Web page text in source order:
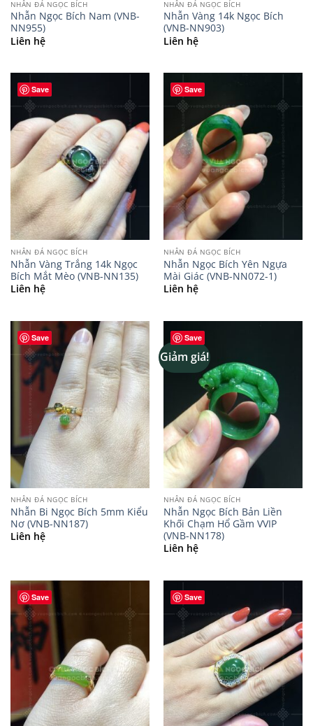
NHẪN ĐÁ NGỌC BÍCH
Nhẫn Ngọc Bích Nam (VNB-
NN955)
Liên hệ
NHẪN ĐÁ NGỌC BÍCH
Nhẫn Vàng 14k Ngọc Bích
(VNB-NN903)
Liên hệ
Save
NHẪN ĐÁ NGỌC BÍCH
Nhẫn Vàng Trắng 14k Ngọc
Bích Mắt Mèo (VNB-NN135)
Liên hệ
Save
NHẪN ĐÁ NGỌC BÍCH
Nhẫn Ngọc Bích Yên Ngựa
Mài Giác (VNB-NN072-1)
Liên hệ
Save
NHẪN ĐÁ NGỌC BÍCH
Nhẫn Bi Ngọc Bích 5mm Kiểu
Nơ (VNB-NN187)
Liên hệ
Save
Giảm giá!
NHẪN ĐÁ NGỌC BÍCH
Nhẫn Ngọc Bích Bản Liền
Khối Chạm Hổ Gầm VVIP
(VNB-NN178)
Liên hệ
Save Save